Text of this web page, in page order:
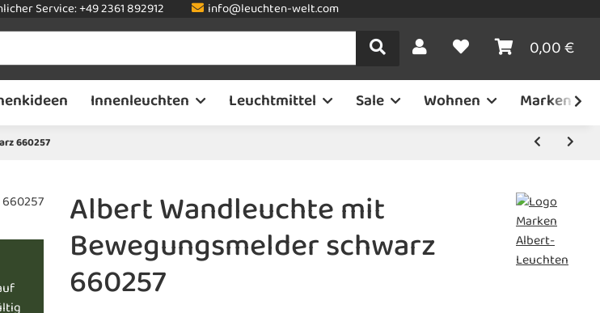
Service:+49 2361 892912 info@leuchten-welt.com
0,00 €
Innenleuchten Leuchtmittel Sale Wohnen Marken
660257
Albert Wandleuchte mit
Bewegungsmelder schwarz
660257